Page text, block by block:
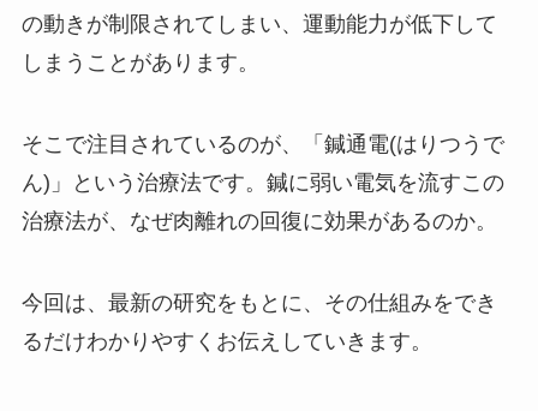
の動きが制限されてしまい、運動能力が低下して
しまうことがあります。
そこで注目されているのが、「鍼通電(はりつうで
ん)」という治療法です。鍼に弱い電気を流すこの
治療法が、なぜ肉離れの回復に効果があるのか。
今回は、最新の研究をもとに、その仕組みをでき
るだけわかりやすくお伝えしていきます。